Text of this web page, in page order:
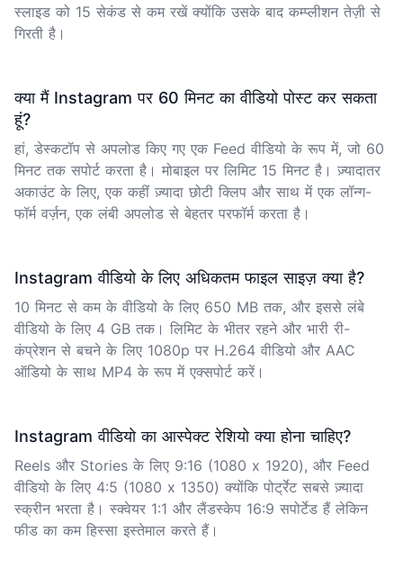
स्लाइड को 15 सेकंड से कम रखें क्योंकि उसके बाद कम्प्लीशन तेज़ी से
गिरती है।
क्या मैं Instagram पर 60 मिनट का वीडियो पोस्ट कर सकता
हूं?
हां, डेस्कटॉप से अपलोड किए गए एक Feed वीडियो के रूप में, जो 60
मिनट तक सपोर्ट करता है। मोबाइल पर लिमिट 15 मिनट है। ज़्यादातर
अकाउंट के लिए, एक कहीं ज़्यादा छोटी क्लिप और साथ में एक लॉन्ग-
फॉर्म वर्ज़न, एक लंबी अपलोड से बेहतर परफॉर्म करता है।
Instagram वीडियो के लिए अधिकतम फाइल साइज़ क्या है?
10 मिनट से कम के वीडियो के लिए 650 MB तक, और इससे लंबे
वीडियो के लिए 4 GB तक। लिमिट के भीतर रहने और भारी री-
कंप्रेशन से बचने के लिए 1080p पर H.264 वीडियो और AAC
ऑडियो के साथ MP4 के रूप में एक्सपोर्ट करें।
Instagram वीडियो का आस्पेक्ट रेशियो क्या होना चाहिए?
Reels और Stories के लिए 9:16 (1080 x 1920), और Feed
वीडियो के लिए 4:5 (1080 x 1350) क्योंकि पोर्ट्रेट सबसे ज़्यादा
स्क्रीन भरता है। स्क्वेयर 1:1 और लैंडस्केप 16:9 सपोर्टेड हैं लेकिन
फीड का कम हिस्सा इस्तेमाल करते हैं।